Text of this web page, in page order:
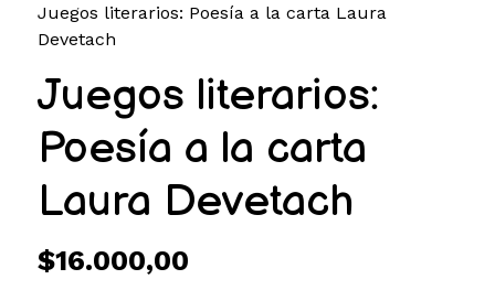
Juegos literarios: Poesía a la carta Laura
Devetach
Juegos literarios:
Poesía a la carta
Laura Devetach
$16.000,00